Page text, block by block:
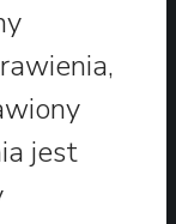
jest